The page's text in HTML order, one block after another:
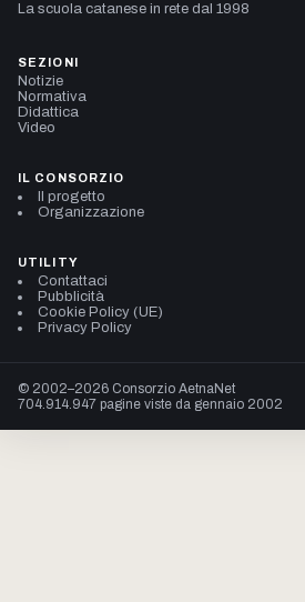
La scuola catanese in rete dal 1998
SEZIONI
Notizie
Normativa
Didattica
Video
IL CONSORZIO
Il progetto
Organizzazione
UTILITY
Contattaci
Pubblicità
Cookie Policy (UE)
Privacy Policy
© 2002–2026 Consorzio AetnaNet
704.914.947 pagine viste da gennaio 2002